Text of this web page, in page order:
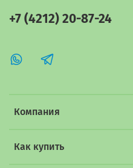
Компания
Как купить
+7 (4212) 20-87-24